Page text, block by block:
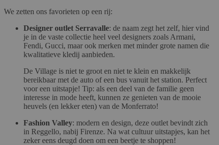
We zetten ons favorieten op een rij:
Designer outlet Serravalle: de naam zegt het zelf, hier vind
je in de vaste collectie heel veel designers zoals Armani,
Fendi, Gucci, maar ook merken met minder grote namen die
kwalitatieve kledij aanbieden.
De Village is niet te groot en niet te klein en makkelijk
bereikbaar met de auto of een bus vanuit het station. Perfect
voor een uitstapje! Tip: als een deel van de familie geen
interesse in mode heeft, kunnen ze genieten van de mooie
heuvels (en lekker eten) van de Monferrato!
Fashion Valley: modern en design, deze outlet bevindt zich
in Reggello, nabij Firenze. Na wat cultuur uitstapjes, kan het
zeker eens deugd doen om een beetje te shoppen!